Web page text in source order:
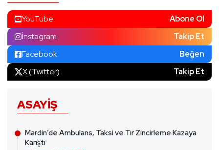
YouTube
Abone Ol
İnstagram
Takip Et
Facebook
Beğen
X (Twitter)
Takip Et
ASAYIŞ
Mardin’de Ambulans, Taksi ve Tır Zincirleme Kazaya
Karıştı